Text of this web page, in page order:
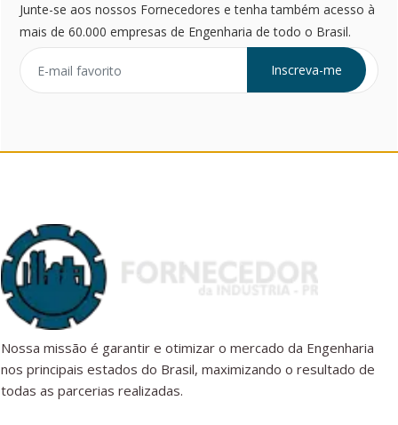
Junte-se aos nossos Fornecedores e tenha também acesso à
mais de 60.000 empresas de Engenharia de todo o Brasil.
Inscreva-me
Nossa missão é garantir e otimizar o mercado da Engenharia
nos principais estados do Brasil, maximizando o resultado de
todas as parcerias realizadas.